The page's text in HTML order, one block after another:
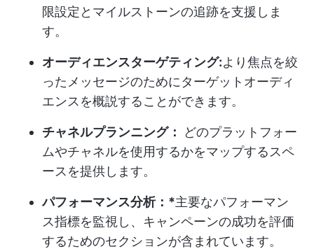
限設定とマイルストーンの追跡を支援しま
す。
オーディエンスターゲティング:より焦点を絞
ったメッセージのためにターゲットオーディ
エンスを概説することができます。
チャネルプランニング：
どのプラットフォー
ムやチャネルを使用するかをマップするスペ
ースを提供します。
パフォーマンス分析：*主要なパフォーマン
ス指標を監視し、キャンペーンの成功を評価
するためのセクションが含まれています。